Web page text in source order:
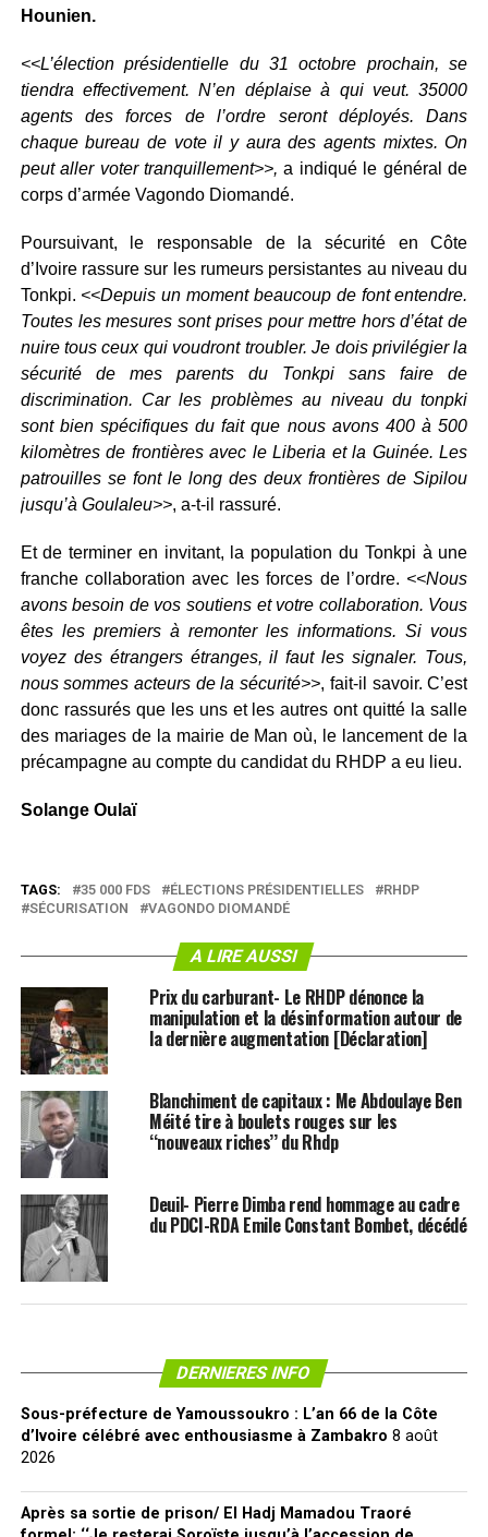
Hounien.
<<L’élection présidentielle du 31 octobre prochain, se
tiendra effectivement. N’en déplaise à qui veut. 35000
agents des forces de l’ordre seront déployés. Dans
chaque bureau de vote il y aura des agents mixtes. On
peut aller voter tranquillement>>, a indiqué le général de
corps d’armée Vagondo Diomandé.
Poursuivant, le responsable de la sécurité en Côte
d’Ivoire rassure sur les rumeurs persistantes au niveau du
Tonkpi. <<Depuis un moment beaucoup de font entendre.
Toutes les mesures sont prises pour mettre hors d’état de
nuire tous ceux qui voudront troubler. Je dois privilégier la
sécurité de mes parents du Tonkpi sans faire de
discrimination. Car les problèmes au niveau du tonpki
sont bien spécifiques du fait que nous avons 400 à 500
kilomètres de frontières avec le Liberia et la Guinée. Les
patrouilles se font le long des deux frontières de Sipilou
jusqu’à Goulaleu>>, a-t-il rassuré.
Et de terminer en invitant, la population du Tonkpi à une
franche collaboration avec les forces de l’ordre. <<Nous
avons besoin de vos soutiens et votre collaboration. Vous
êtes les premiers à remonter les informations. Si vous
voyez des étrangers étranges, il faut les signaler. Tous,
nous sommes acteurs de la sécurité>>, fait-il savoir. C’est
donc rassurés que les uns et les autres ont quitté la salle
des mariages de la mairie de Man où, le lancement de la
précampagne au compte du candidat du RHDP a eu lieu.
Solange Oulaï
TAGS: 35 000 FDS ÉLECTIONS PRÉSIDENTIELLES
RHDP
SÉCURISATION
VAGONDO DIOMANDÉ
A LIRE AUSSI
Prix du carburant- Le RHDP dénonce la
manipulation et la désinformation autour de
la dernière augmentation [Déclaration]
Blanchiment de capitaux : Me Abdoulaye Ben
Méité tire à boulets rouges sur les
‘‘nouveaux riches’’ du Rhdp
Deuil- Pierre Dimba rend hommage au cadre
du PDCI-RDA Emile Constant Bombet, décédé
DERNIERES INFO
Sous-préfecture de Yamoussoukro : L’an 66 de la Côte
d’Ivoire célébré avec enthousiasme à Zambakro 8 août
2026
Après sa sortie de prison/ El Hadj Mamadou Traoré